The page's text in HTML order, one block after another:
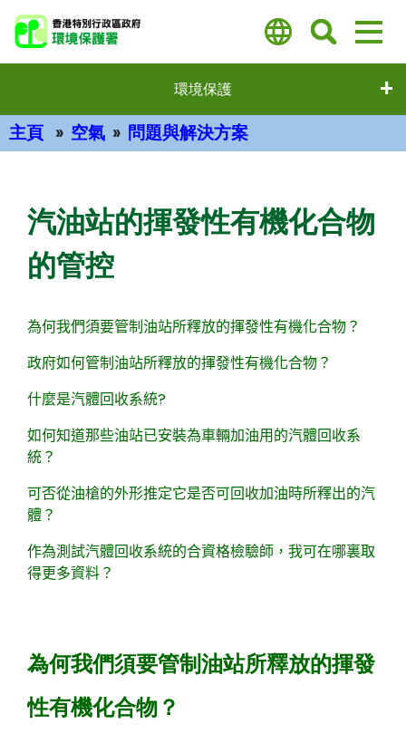
內
環境保護
主頁 空氣 問題與解決方案
汽油站的揮發性有機化合物
的管控
為何我們須要管制油站所釋放的揮發性有機化合物？
政府如何管制油站所釋放的揮發性有機化合物？
什麼是汽體回收系統?
如何知道那些油站已安裝為車輛加油用的汽體回收系
統？
可否從油槍的外形推定它是否可回收加油時所釋出的汽
體？
作為測試汽體回收系統的合資格檢驗師，我可在哪裏取
得更多資料？
為何我們須要管制油站所釋放的揮發
性有機化合物？